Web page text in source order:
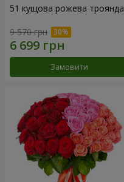
51 кущова рожева троянда
9 570 грн
Замовити